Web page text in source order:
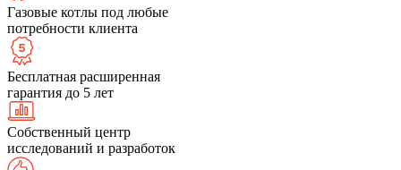
Газовые котлы под любые
потребности клиента
Бесплатная расширенная
гарантия до 5 лет
Собственный центр
исследований и разработок